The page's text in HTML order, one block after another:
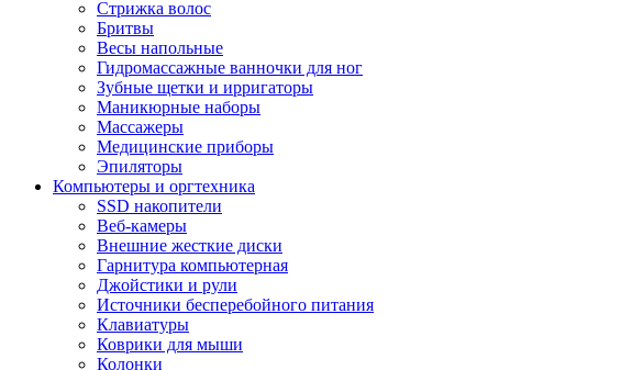
Стрижка волос
Бритвы
Весы напольные
Гидромассажные ванночки для ног
Зубные щетки и ирригаторы
Маникюрные наборы
Массажеры
Медицинские приборы
Эпиляторы
Компьютеры и оргтехника
SSD накопители
Веб-камеры
Внешние жесткие диски
Гарнитура компьютерная
Джойстики и рули
Источники бесперебойного питания
Клавиатуры
Коврики для мыши
Колонки